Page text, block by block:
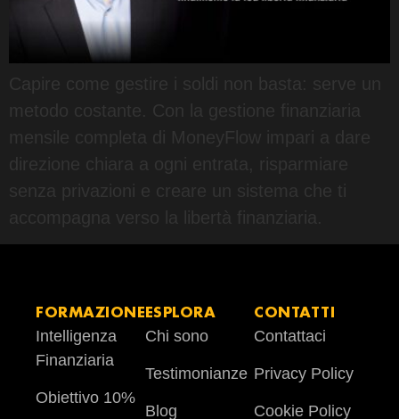
Capire come gestire i soldi non basta: serve un
metodo costante. Con la gestione finanziaria
mensile completa di MoneyFlow impari a dare
direzione chiara a ogni entrata, risparmiare
senza privazioni e creare un sistema che ti
accompagna verso la libertà finanziaria.
FORMAZIONE
Intelligenza
Finanziaria
Obiettivo 10%
ESPLORA
Chi sono
Testimonianze
Blog
CONTATTI
Contattaci
Privacy Policy
Cookie Policy